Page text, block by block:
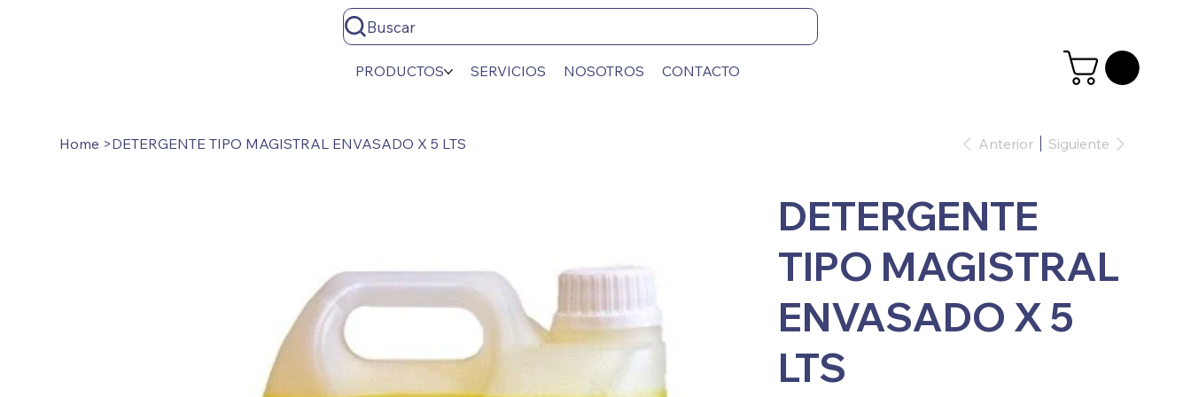
Buscar
PRODUCTOS SERVICIOS NOSOTROS CONTACTO
Home >DETERGENTE TIPO MAGISTRAL ENVASADO X 5 LTS Anterior Siguiente
DETERGENTE
TIPO MAGISTRAL
ENVASADO X 5
LTS